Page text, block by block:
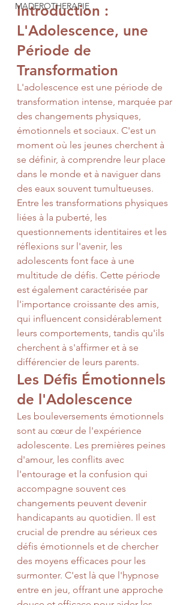
MADEROTHERAPIE
Introduction :
L'Adolescence, une
Période de
Transformation
L'adolescence est une période de
transformation intense, marquée par
des changements physiques,
émotionnels et sociaux. C'est un
moment où les jeunes cherchent à
se définir, à comprendre leur place
dans le monde et à naviguer dans
des eaux souvent tumultueuses.
Entre les transformations physiques
liées à la puberté, les
questionnements identitaires et les
réflexions sur l'avenir, les
adolescents font face à une
multitude de défis. Cette période
est également caractérisée par
l'importance croissante des amis,
qui influencent considérablement
leurs comportements, tandis qu'ils
cherchent à s'affirmer et à se
différencier de leurs parents.
Les Défis Émotionnels
de l'Adolescence
Les bouleversements émotionnels
sont au cœur de l'expérience
adolescente. Les premières peines
d'amour, les conflits avec
l'entourage et la confusion qui
accompagne souvent ces
changements peuvent devenir
handicapants au quotidien. Il est
crucial de prendre au sérieux ces
défis émotionnels et de chercher
des moyens efficaces pour les
surmonter. C'est là que l'hypnose
entre en jeu, offrant une approche